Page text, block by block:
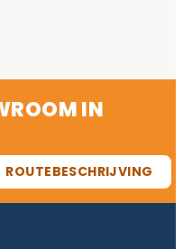
IN
ROUTEBESCHRIJVING